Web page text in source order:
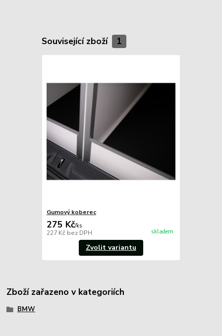
Související zboží 1
Gumový koberec
275 Kč/ks
227 Kč bez DPH skladem
Zvolit variantu
Zboží zařazeno v kategoriích
BMW